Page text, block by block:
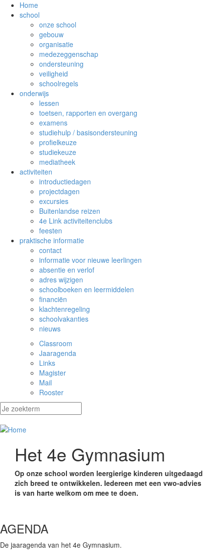
Home
school
onze school
gebouw
organisatie
medezeggenschap
ondersteuning
veiligheid
schoolregels
onderwijs
lessen
toetsen, rapporten en overgang
examens
studiehulp / basisondersteuning
profielkeuze
studiekeuze
mediatheek
activiteiten
introductiedagen
projectdagen
excursies
Buitenlandse reizen
4e Link activiteitenclubs
feesten
praktische informatie
contact
informatie voor nieuwe leerlingen
absentie en verlof
adres wijzigen
schoolboeken en leermiddelen
financiën
klachtenregeling
schoolvakanties
nieuws
Classroom
Jaaragenda
Links
Magister
Mail
Rooster
Het 4e Gymnasium
Op onze school worden leergierige kinderen uitgedaagd
zich breed te ontwikkelen. Iedereen met een vwo-advies
is van harte welkom om mee te doen.
AGENDA
De jaaragenda van het 4e Gymnasium.